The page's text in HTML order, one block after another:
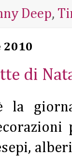
Deep,
2010
di
la